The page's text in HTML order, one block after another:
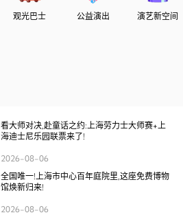
观光巴士 公益演出 演艺新空间
看大师对决,赴童话之约:上海劳力士大师赛+上
海迪士尼乐园联票来了!
2026-08-06
全国唯一!上海市中心百年庭院里,这座免费博物
馆焕新归来!
2026-08-06